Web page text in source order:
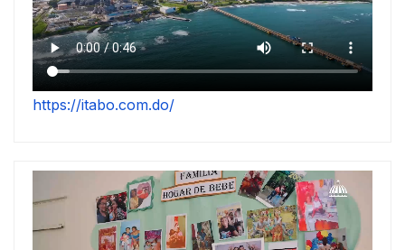
https://itabo.com.do/